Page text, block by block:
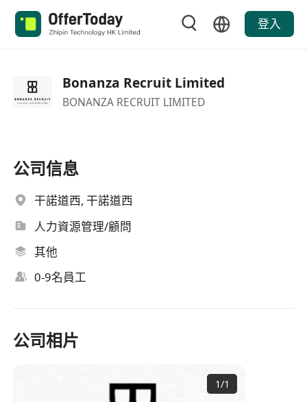
登入
Bonanza Recruit Limited
BONANZA RECRUIT LIMITED
公司信息
干諾道西, 干諾道西
人力資源管理/顧問
其他
0-9名員工
公司相片
1/1